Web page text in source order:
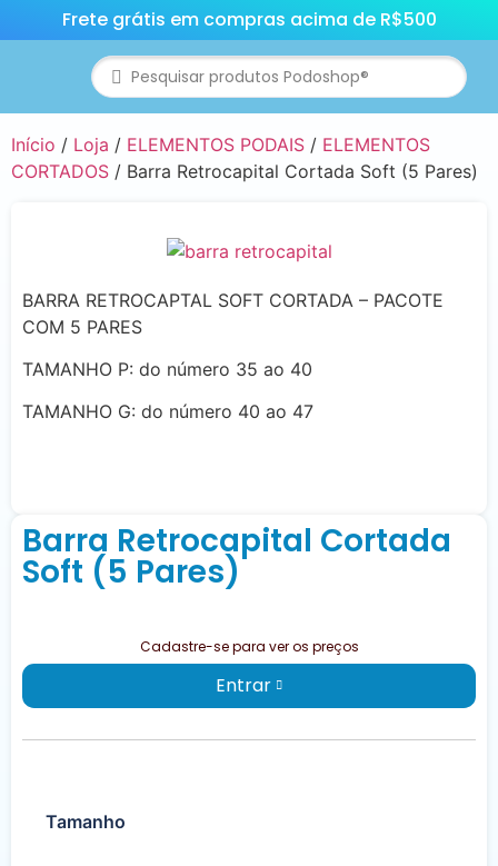
Frete grátis em compras acima de R$500
Início / Loja / ELEMENTOS PODAIS / ELEMENTOS
CORTADOS / Barra Retrocapital Cortada Soft (5 Pares)
BARRA RETROCAPTAL SOFT CORTADA – PACOTE
COM 5 PARES
TAMANHO P: do número 35 ao 40
TAMANHO G: do número 40 ao 47
Barra Retrocapital Cortada
Soft (5 Pares)
Cadastre-se para ver os preços
Entrar
Tamanho